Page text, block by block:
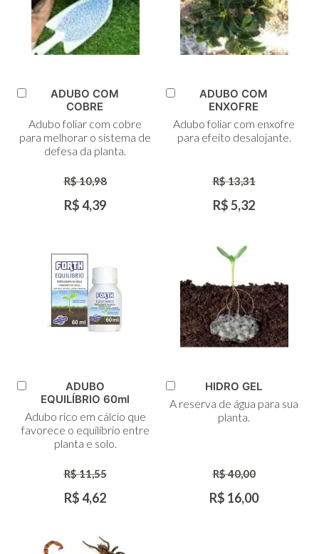
Carrinho
ADUBO COM
COBRE
Adubo foliar com cobre
para melhorar o sistema de
defesa da planta.
R$ 10,98
R$ 4,39
Adicionar
Carrinho
ADUBO COM
ENXOFRE
Adubo foliar com enxofre
para efeito desalojante.
R$ 13,31
R$ 5,32
Adicionar
Carrinho
ADUBO
EQUILÍBRIO 60ml
Adubo rico em cálcio que
favorece o equilíbrio entre
planta e solo.
R$ 11,55
R$ 4,62
ao
HIDRO GEL
A reserva de água para sua
planta.
R$ 40,00
R$ 16,00